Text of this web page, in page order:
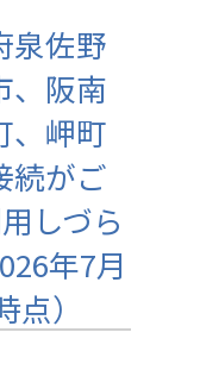
泉佐野
、阪南
、岬町
続がご
しづら
年7月
）